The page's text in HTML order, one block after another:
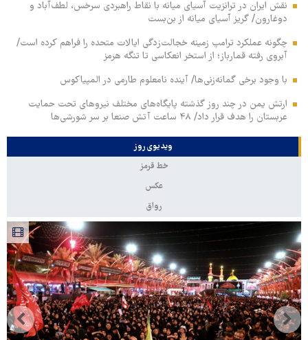
نقش ایران در ترانزیت آسیای میانه با نقاط راهبردی سرخس، لطف‌آباد و
دوغارون/ گریز آسیای میانه از بن‌بست
چگونه عملکرد ترامپ زمینه خجالت‌زدگی ایالات متحده را فراهم کرده است/
آبروی رفته قمارباز؛ از استخر انعکاسی تا تنگه هرمز
با وجود برخی گمانه‌زنی‌ها/ آینده نامعلوم طارمی در المپیاکوس
ارتش یمن در چند روز گذشته پایگاه‌های مختلف نیروهای تحت حمایت
عربستان را هدف قرار داد/ ۴۸ ساعت آتش صنعا بر سر شورشی‌ها
ویدیوی روز
خط قرمز
عکس
رواق